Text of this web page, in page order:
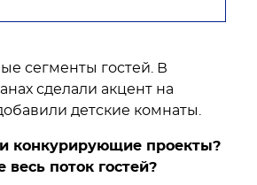
сегменты гостей. В
сделали акцент на
детские комнаты.
конкурирующие проекты?
весь поток гостей?